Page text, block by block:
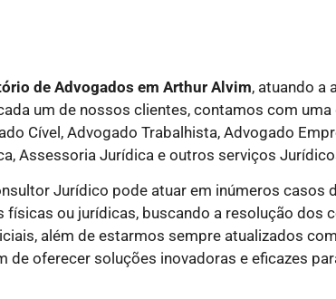
de Advogados em Arthur Alvim, atuando a
um de nossos clientes, contamos com
Cível, Advogado Trabalhista, Advogado
Assessoria Jurídica e outros serviços
Jurídico pode atuar em inúmeros casos
ou jurídicas, buscando a resolução dos
além de estarmos sempre atualizados
de oferecer soluções inovadoras e eficazes